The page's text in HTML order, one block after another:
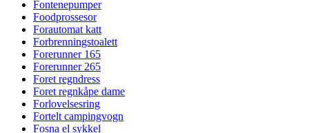
Fontenepumper
Foodprossesor
Forautomat katt
Forbrenningstoalett
Forerunner 165
Forerunner 265
Foret regndress
Foret regnkåpe dame
Forlovelsesring
Fortelt campingvogn
Fosna el sykkel